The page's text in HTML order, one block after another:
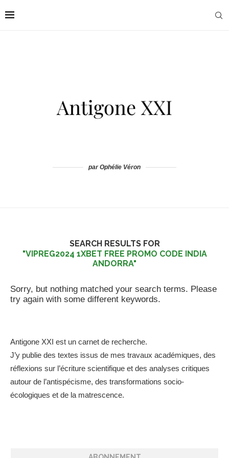
par Ophélie Véron
SEARCH RESULTS FOR
"VIPREG2024 1XBET FREE PROMO CODE INDIA
ANDORRA"
Sorry, but nothing matched your search terms. Please
try again with some different keywords.
Antigone XXI est un carnet de recherche.
J’y publie des textes issus de mes travaux académiques, des
réflexions sur l’écriture scientifique et des analyses critiques
autour de l’antispécisme, des transformations socio-
écologiques et de la matrescence.